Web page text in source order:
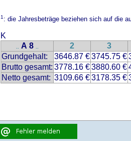
1: die Jahresbeträge beziehen sich auf die
K
.. A 8 .. 2 3
Grundgehalt:
3646.87 €3745.75 €
Brutto gesamt: 3778.16 €3880.60 €
Netto gesamt: 3109.66 €3178.35 €